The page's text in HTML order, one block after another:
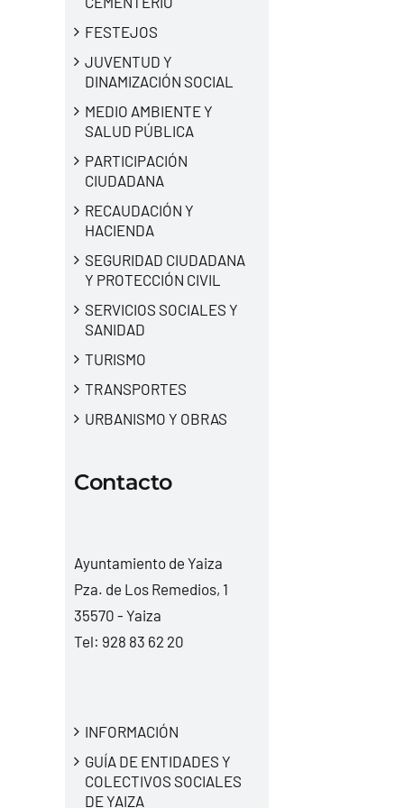
FESTEJOS
JUVENTUD Y
DINAMIZACIÓN SOCIAL
MEDIO AMBIENTE Y
SALUD PÚBLICA
PARTICIPACIÓN
CIUDADANA
RECAUDACIÓN Y
HACIENDA
SEGURIDAD CIUDADANA
Y PROTECCIÓN CIVIL
SERVICIOS SOCIALES Y
SANIDAD
TURISMO
TRANSPORTES
URBANISMO Y OBRAS
Contacto
Ayuntamiento de Yaiza
Pza. de Los Remedios, 1
35570 - Yaiza
Tel: 928 83 62 20
INFORMACIÓN
GUÍA DE ENTIDADES Y
COLECTIVOS SOCIALES
DE YAIZA